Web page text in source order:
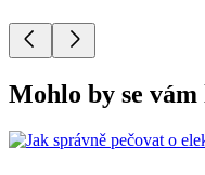
Mohlo by se